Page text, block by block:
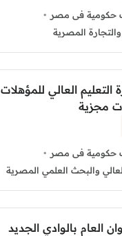
حكومية فى مصر
المصرية
العالي للمؤهلات
مجزية
حكومية فى مصر
والبحث العلمي المصرية
العام بالوادي الجديد